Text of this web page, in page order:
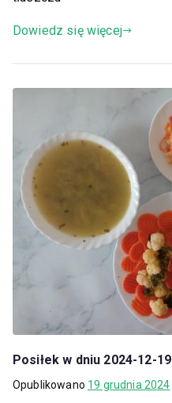
Dowiedz się więcej
Posiłek w dniu 2024-12-19
Opublikowano 19 grudnia 2024